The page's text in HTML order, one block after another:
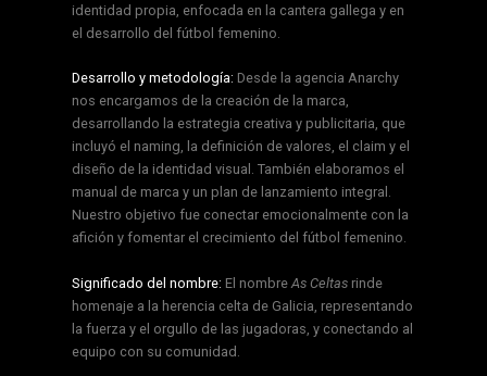
identidad propia, enfocada en la cantera gallega y en
el desarrollo del fútbol femenino.
Desarrollo y metodología: Desde la agencia Anarchy
nos encargamos de la creación de la marca,
desarrollando la estrategia creativa y publicitaria, que
incluyó el naming, la definición de valores, el claim y el
diseño de la identidad visual. También elaboramos el
manual de marca y un plan de lanzamiento integral.
Nuestro objetivo fue conectar emocionalmente con la
afición y fomentar el crecimiento del fútbol femenino.
Significado del nombre: El nombre As Celtas rinde
homenaje a la herencia celta de Galicia, representando
la fuerza y el orgullo de las jugadoras, y conectando al
equipo con su comunidad.